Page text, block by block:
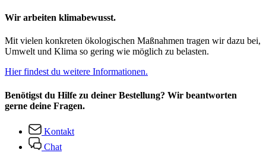
Wir arbeiten klimabewusst.
Mit vielen konkreten ökologischen Maßnahmen tragen wir dazu bei,
Umwelt und Klima so gering wie möglich zu belasten.
Hier findest du weitere Informationen.
Benötigst du Hilfe zu deiner Bestellung? Wir beantworten
gerne deine Fragen.
Kontakt
Chat